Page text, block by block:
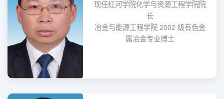
现任红河学院化学与资源工程学院院
长
冶金与能源工程学院 2002 级有色金
属冶金专业博士